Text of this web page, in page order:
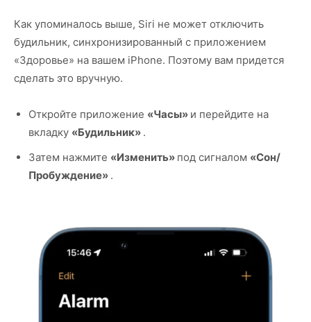
Как упоминалось выше, Siri не может отключить
будильник, синхронизированный с приложением
«Здоровье» на вашем iPhone. Поэтому вам придется
сделать это вручную.
Откройте приложение «Часы» и перейдите на
вкладку «Будильник» .
Затем нажмите «Изменить» под сигналом «Сон/
Пробуждение» .